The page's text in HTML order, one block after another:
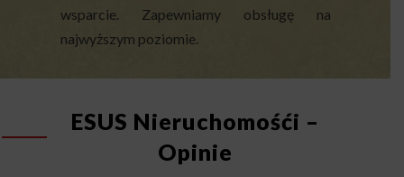
wsparcie. Zapewniamy obsługę na
najwyższym poziomie.
ESUS Nieruchomośći –
Opinie